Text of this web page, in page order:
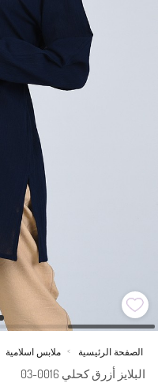
الصفحة الرئيسية > ملابس اسلامية
البلايز أزرق كحلي 0016-03